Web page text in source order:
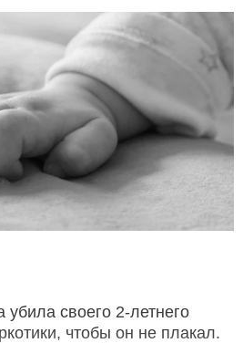
своего 2-летнего
чтобы он не плакал.